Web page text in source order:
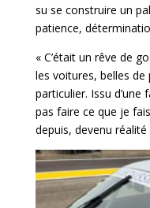
su se construire un
patience,
« C’était un rêve de
les voitures, belles
particulier. Issu
pas faire ce que je
depuis, devenu réalité